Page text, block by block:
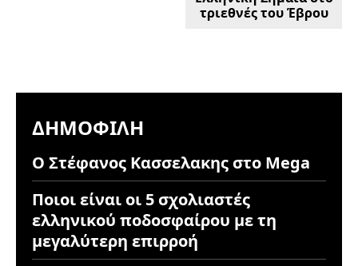
τριεθνές του Έβρου
ΔΗΜΟΦΙΛΉ
Ο Στέφανος Κασσελακης στο Mega
Ποιοι είναι οι 5 σχολιαστές
ελληνικού ποδοσφαίρου με τη
μεγαλύτερη επιρροή